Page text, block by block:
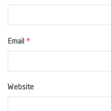
Email *
Website